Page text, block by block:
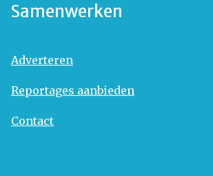
Samenwerken
Adverteren
Reportages aanbieden
Contact